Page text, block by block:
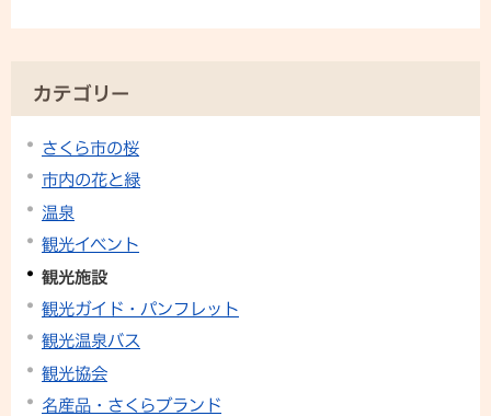
カテゴリー
さくら市の桜
市内の花と緑
温泉
観光イベント
観光施設
観光ガイド・パンフレット
観光温泉バス
観光協会
名産品・さくらブランド